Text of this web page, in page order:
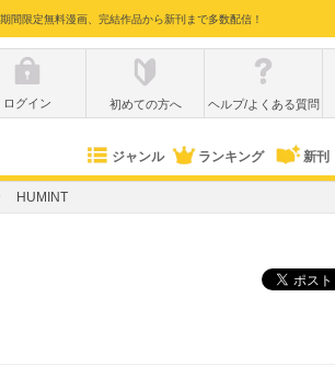
限定無料漫画、完結作品から新刊まで多数配信！
ログイン 初めての方へ ヘルプ/よくある質問
ジャンル ランキング 新刊
HUMINT